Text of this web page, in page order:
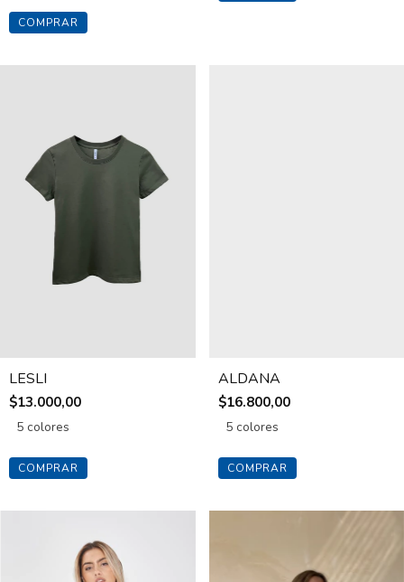
COMPRAR
LESLI
$13.000,00
5 colores
COMPRAR
ALDANA
$16.800,00
5 colores
COMPRAR